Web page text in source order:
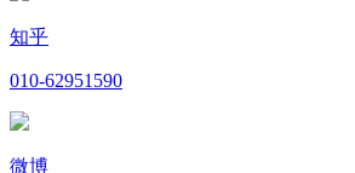
知乎
010-62951590
微博